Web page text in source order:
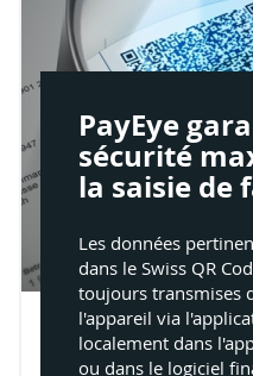
PayEye
sécurité
la saisie de
Les données
dans le Swiss QR
toujours transmises
l'appareil via
localement dans
ou dans le logiciel